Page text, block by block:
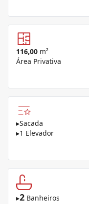
116,00 m²
Área Privativa
▸Sacada
▸1 Elevador
▸2 Banheiros